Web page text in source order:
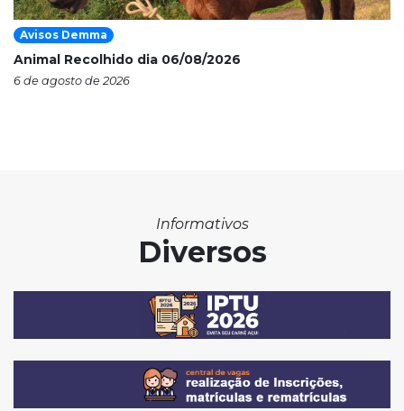
Avisos Demma
Animal Recolhido dia 06/08/2026
6 de agosto de 2026
Informativos
Diversos